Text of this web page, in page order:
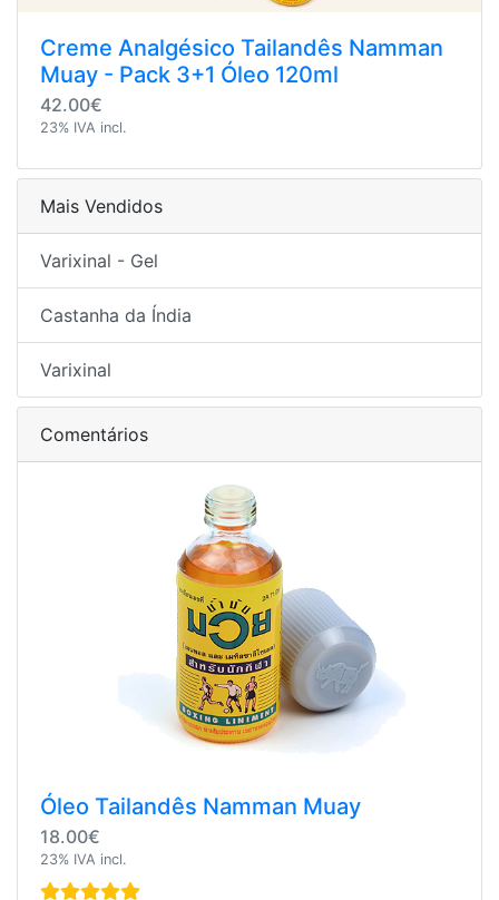
Creme Analgésico Tailandês Namman
Muay - Pack 3+1 Óleo 120ml
42.00€
23% IVA incl.
Mais Vendidos
Varixinal - Gel
Castanha da Índia
Varixinal
Comentários
Óleo Tailandês Namman Muay
18.00€
23% IVA incl.